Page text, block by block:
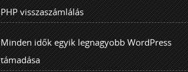
PHP visszaszámlálás
Minden idők egyik legnagyobb WordPress
támadása